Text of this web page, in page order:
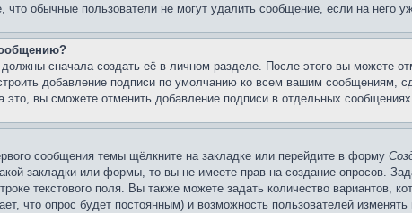
обычные пользователи не могут удалить сообщение, если на него
сначала создать её в личном разделе. После этого вы можете
добавление подписи по умолчанию ко всем вашим сообщениям,
это, вы сможете отменить добавление подписи в отдельных
сообщения темы щёлкните на закладке или перейдите в форму
закладки или формы, то вы не имеете прав на создание опросов.
текстового поля. Вы также можете задать количество вариантов,
что опрос будет постоянным) и возможность пользователей